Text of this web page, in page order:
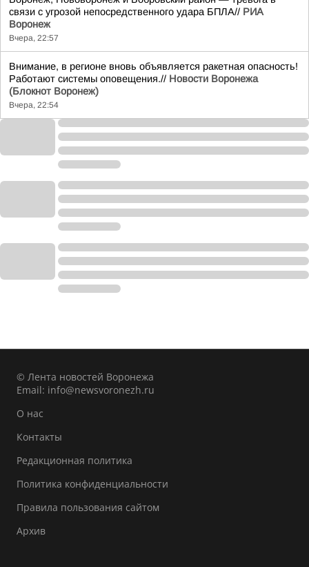
связи с угрозой непосредственного удара БПЛА// РИА
Воронеж
Вчера, 22:57
Внимание, в регионе вновь объявляется ракетная опасность!
Работают системы оповещения.// Новости Воронежа
(Блокнот Воронеж)
Вчера, 22:54
© Лента новостей Воронежа
Email: info@newsvoronezh.ru
О нас
Контакты
Редакционная политика
Политика конфиденциальности
Правила пользования сайтом
Архив